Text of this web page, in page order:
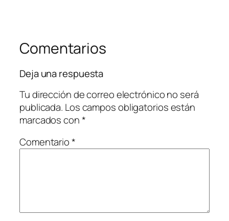
Comentarios
Deja una respuesta
Tu dirección de correo electrónico no será
publicada. Los campos obligatorios están
marcados con*
Comentario*